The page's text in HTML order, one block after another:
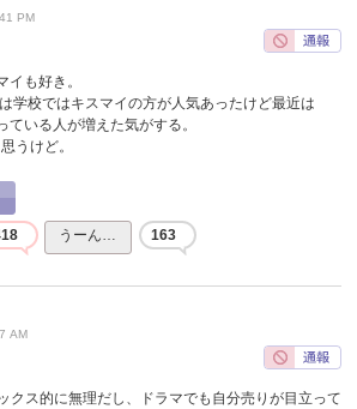
PM
イも好き。
学校ではキスマイの方が人気あったけど最近は
ている人が増えた気がする。
うけど。
うーん… 163
AM
クス的に無理だし、ドラマでも自分売りが目立って